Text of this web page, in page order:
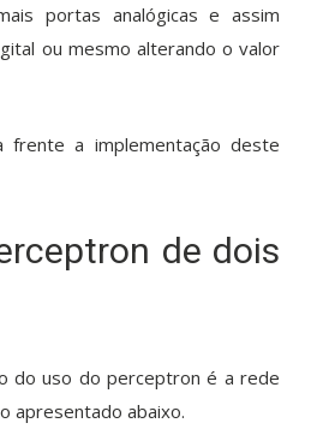
portas analógicas e assim
ou mesmo alterando o valor
frente a implementação deste
de dois
do uso do perceptron é a rede
apresentado abaixo.